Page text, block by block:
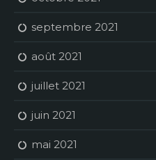
septembre 2021
août 2021
juillet 2021
juin 2021
mai 2021